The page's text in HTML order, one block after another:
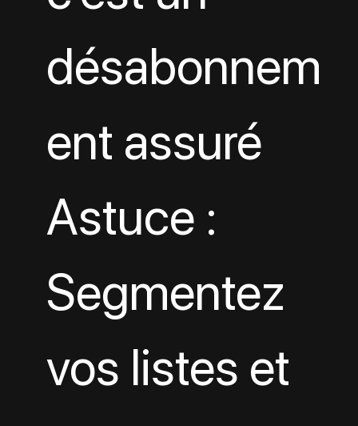
désabonnem
ent assuré
Astuce :
Segmentez
vos listes et